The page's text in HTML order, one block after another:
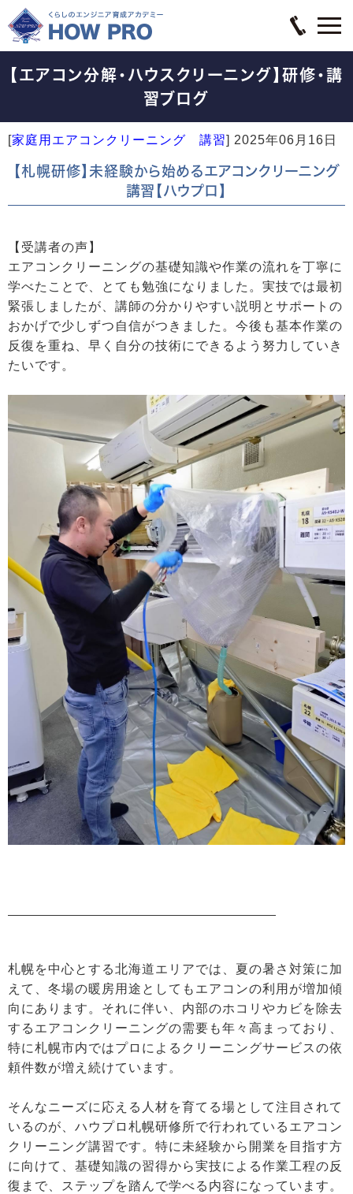
【エアコン分解・ハウスクリーニング】研修・講
習ブログ
[家庭用エアコンクリーニング 講習] 2025年06月16日
【札幌研修】未経験から始めるエアコンクリーニング
講習【ハウプロ】
【受講者の声】
エアコンクリーニングの基礎知識や作業の流れを丁寧に
学べたことで、とても勉強になりました。実技では最初
緊張しましたが、講師の分かりやすい説明とサポートの
おかげで少しずつ自信がつきました。今後も基本作業の
反復を重ね、早く自分の技術にできるよう努力していき
たいです。
札幌を中心とする北海道エリアでは、夏の暑さ対策に加
えて、冬場の暖房用途としてもエアコンの利用が増加傾
向にあります。それに伴い、内部のホコリやカビを除去
するエアコンクリーニングの需要も年々高まっており、
特に札幌市内ではプロによるクリーニングサービスの依
頼件数が増え続けています。
そんなニーズに応える人材を育てる場として注目されて
いるのが、ハウプロ札幌研修所で行われているエアコン
クリーニング講習です。特に未経験から開業を目指す方
に向けて、基礎知識の習得から実技による作業工程の反
復まで、ステップを踏んで学べる内容になっています。